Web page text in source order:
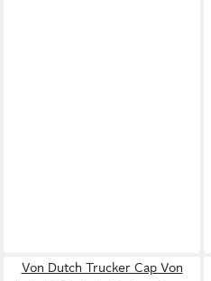
Von Dutch Trucker Cap Von